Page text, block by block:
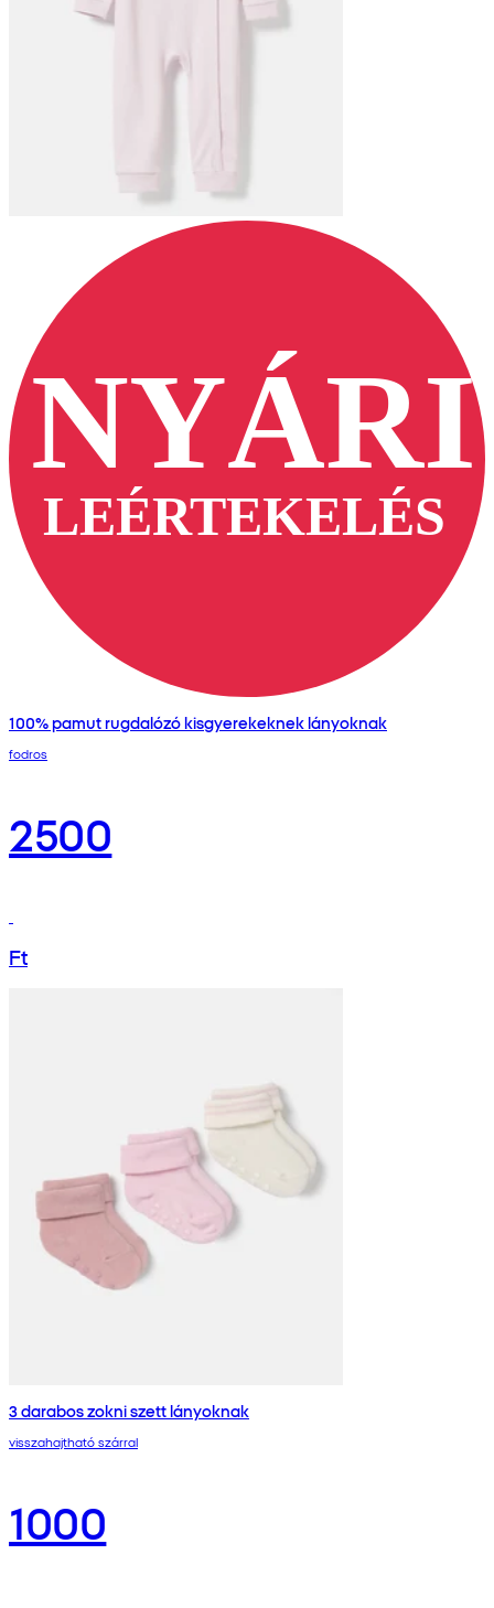
100% pamut rugdalózó kisgyerekeknek lányoknak
fodros
2500
Ft
3 darabos zokni szett lányoknak
visszahajtható szárral
1000